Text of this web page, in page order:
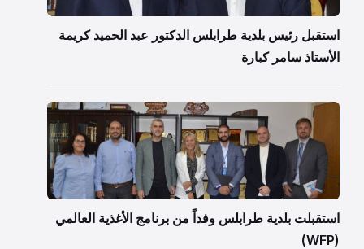
استقبل رئيس بلدية طرابلس الدكتور عبد الحميد كريمة
الأستاذ سامر كبارة
استقبلت بلدية طرابلس وفداً من برنامج الأغذية العالمي
(WFP)